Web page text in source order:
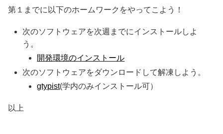
第１までに以下のホームワークをやってこよう！
次のソフトウェアを次週までにインストールしよ
う。
開発環境のインストール
次のソフトウェアをダウンロードして解凍しよう。
gtypist(学内のみインストール可）
以上